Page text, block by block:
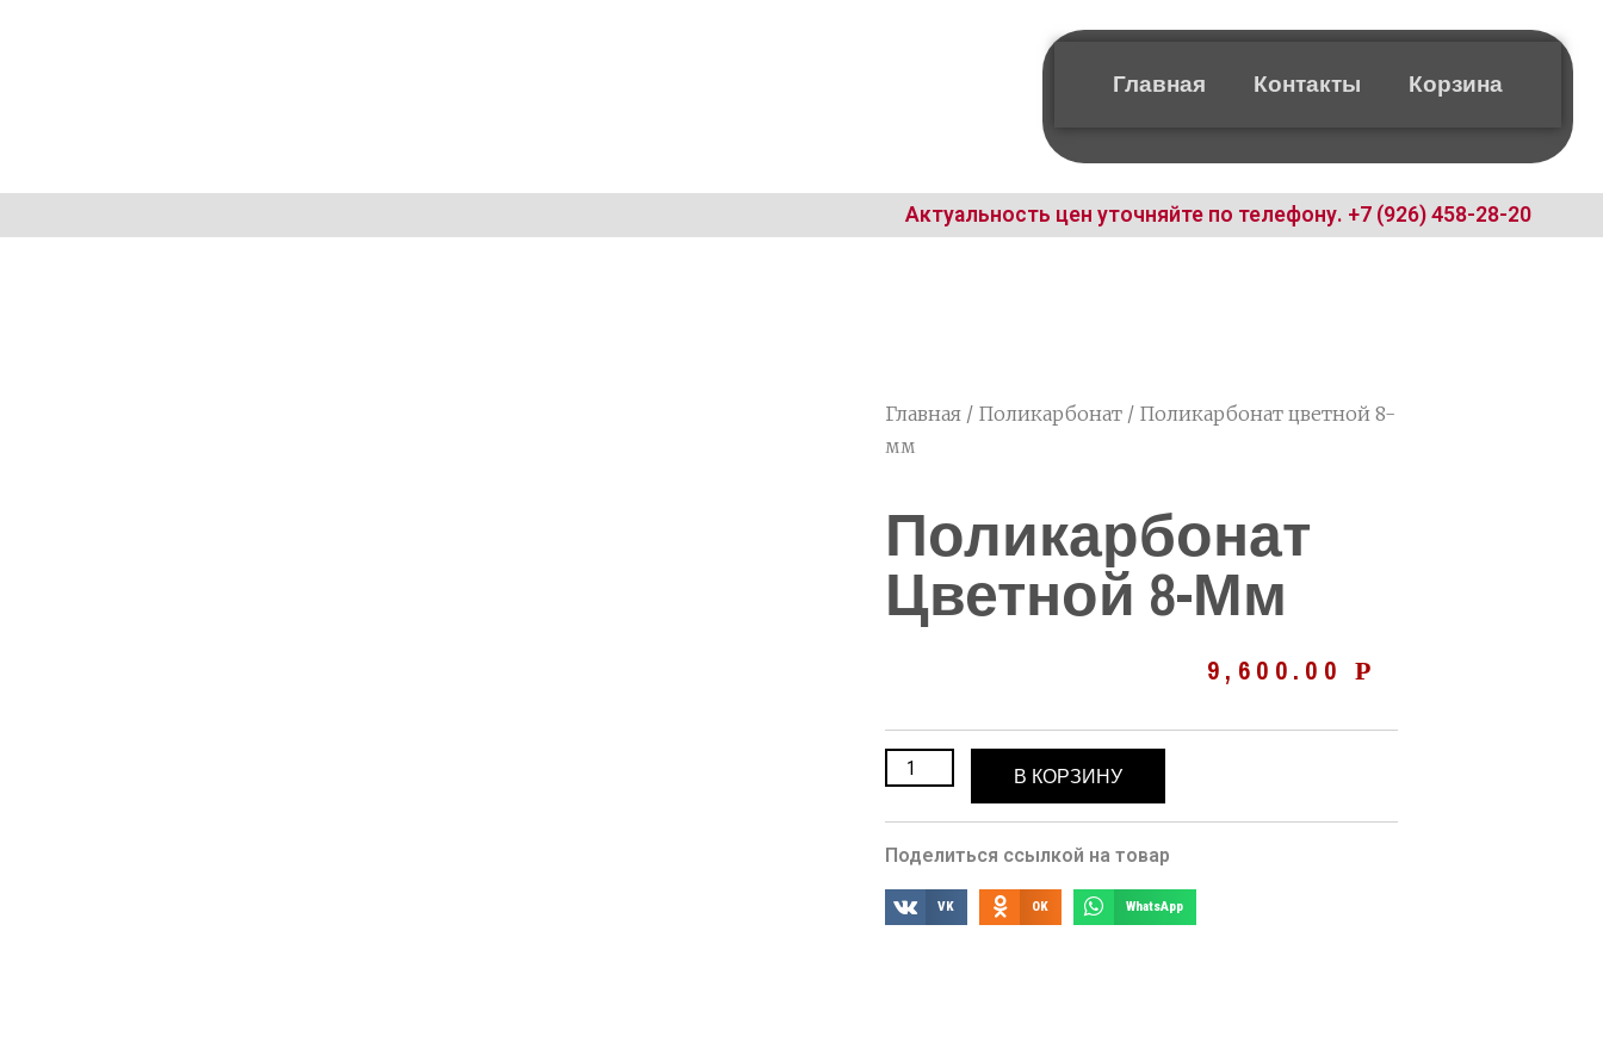
Главная Контакты Корзина
Актуальность цен уточняйте по телефону. +7 (926) 458-28-20
Главная / Поликарбонат / Поликарбонат цветной 8-
мм
Поликарбонат
Цветной 8-Мм
9,600.00 Р
В КОРЗИНУ
Поделиться ссылкой на товар
VK OK WhatsApp